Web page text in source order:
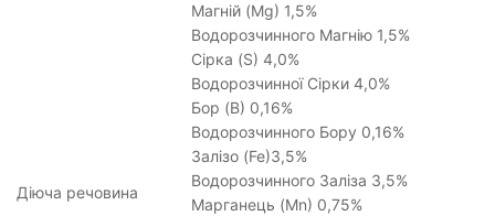
Діюча речовина
Магній (Mg) 1,5%
Водорозчинного Магнію 1,5%
Сірка (S) 4,0%
Водорозчинної Сірки 4,0%
Бор (B) 0,16%
Водорозчинного Бору 0,16%
Залізо (Fe)3,5%
Водорозчинного Заліза 3,5%
Марганець (Mn) 0,75%